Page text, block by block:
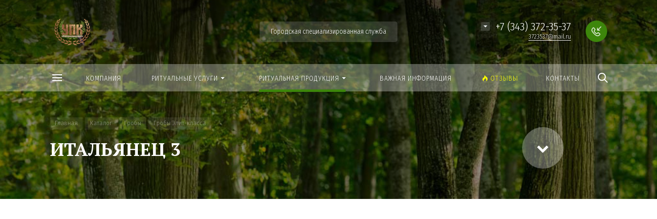
Найти
Городская специализированная служба +7 (343) 372-35-37
3723537@mail.ru
КОМПАНИЯ РИТУАЛЬНЫЕ УСЛУГИ РИТУАЛЬНАЯ ПРОДУКЦИЯ ВАЖНАЯ ИНФОРМАЦИЯ ОТЗЫВЫ КОНТАКТЫ
Главная Каталог Гробы Гробы Элит-класса
ИТАЛЬЯНЕЦ 3